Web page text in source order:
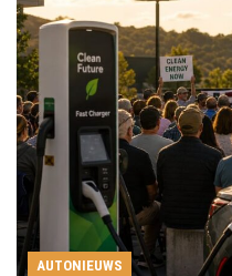
AUTONIEUWS